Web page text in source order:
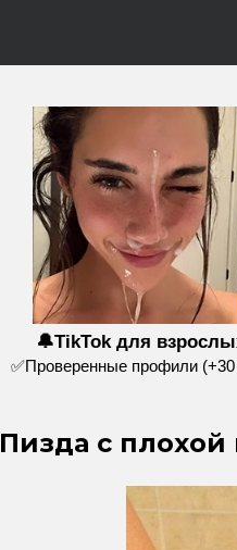
🔔TikTok для
✅Проверенные профили (+30
Пизда с плохой